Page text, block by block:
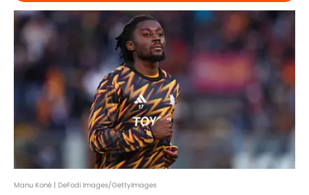
Manu Koné | DeFodi Images/GettyImages